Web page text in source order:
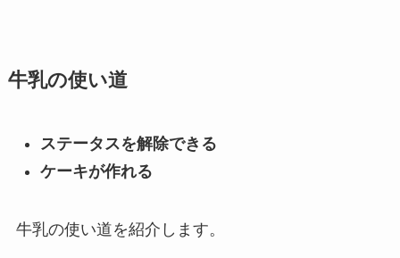
牛乳の使い道
ステータスを解除できる
ケーキが作れる
牛乳の使い道を紹介します。